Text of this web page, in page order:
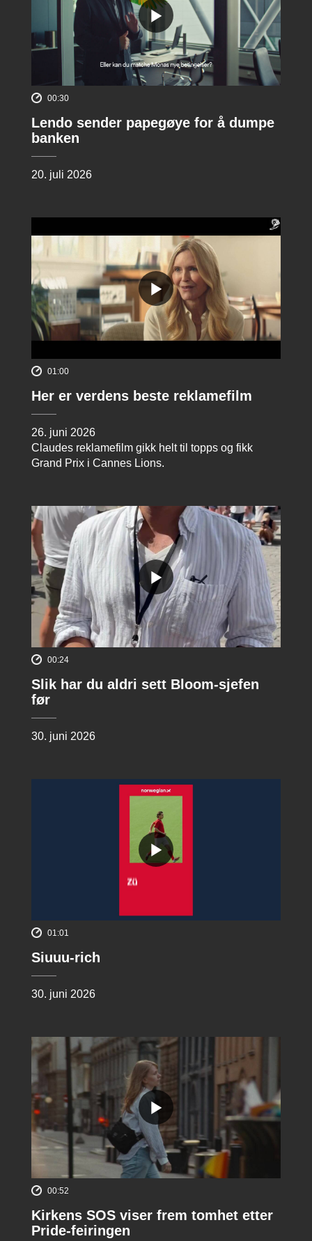
00:30
Lendo sender papegøye for å dumpe
banken
20. juli 2026
01:00
Her er verdens beste reklamefilm
26. juni 2026
Claudes reklamefilm gikk helt til topps og fikk
Grand Prix i Cannes Lions.
00:24
Slik har du aldri sett Bloom-sjefen
før
30. juni 2026
01:01
Siuuu-rich
30. juni 2026
00:52
Kirkens SOS viser frem tomhet etter
Pride-feiringen